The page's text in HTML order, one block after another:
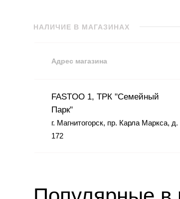
НАЛИЧИЕ В МАГАЗИНАХ
Адрес магазина
FASTOO 1, ТРК "Семейный
Парк"
г. Магнитогорск, пр. Карла Маркса, д.
172